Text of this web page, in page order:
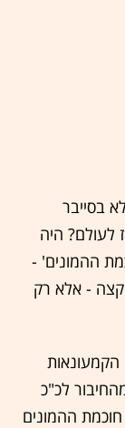
בסייבר
לעולם? היה
ההמונים' -
- אלא רק
הקמעונאות
לכ"כ
ההמונים